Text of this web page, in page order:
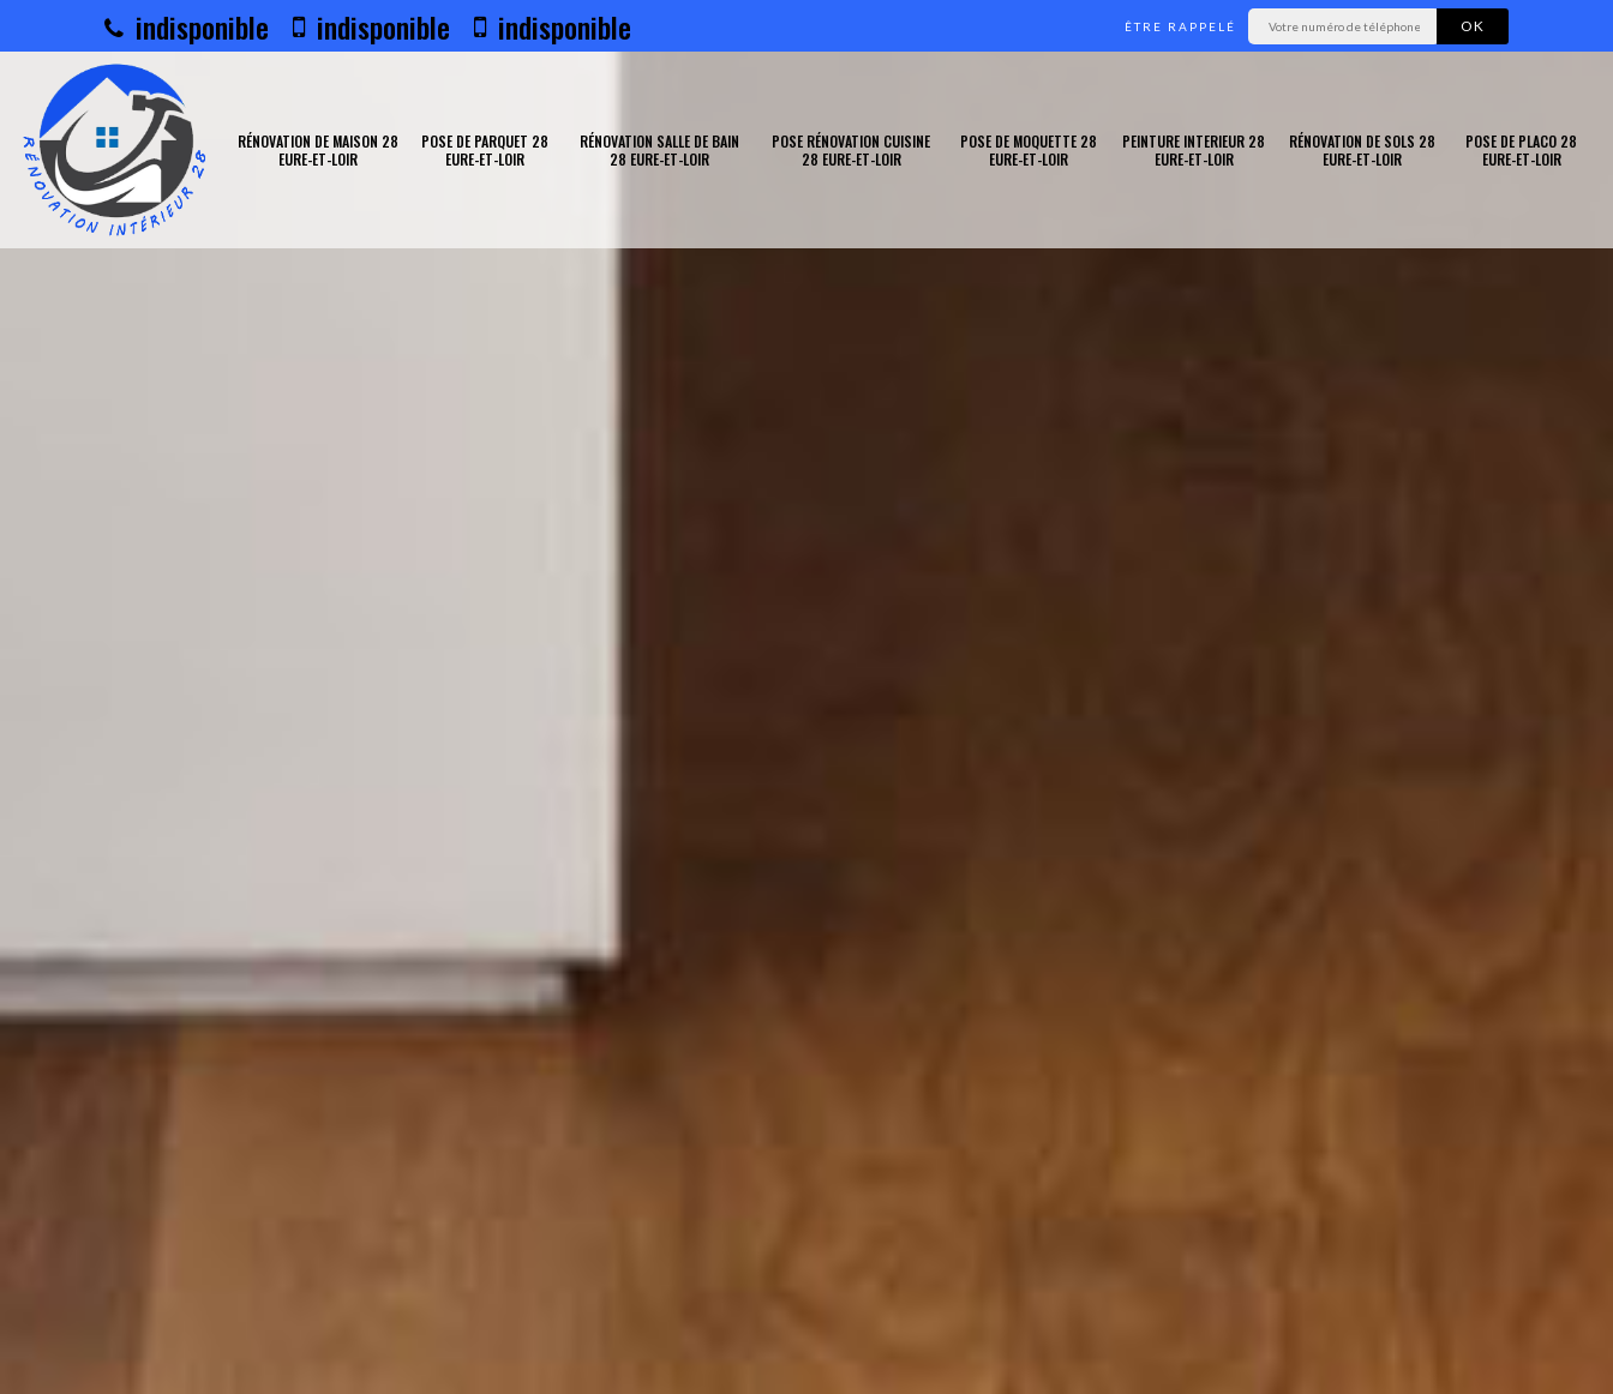
indisponible indisponible indisponible ÊTRE RAPPELÉ
RÉNOVATION DE MAISON 28
EURE-ET-LOIR
POSE DE PARQUET 28
EURE-ET-LOIR
RÉNOVATION SALLE DE BAIN
28 EURE-ET-LOIR
POSE RÉNOVATION CUISINE
28 EURE-ET-LOIR
POSE DE MOQUETTE 28
EURE-ET-LOIR
PEINTURE INTERIEUR 28
EURE-ET-LOIR
RÉNOVATION DE SOLS 28
EURE-ET-LOIR
POSE DE PLACO 28
EURE-ET-LOIR